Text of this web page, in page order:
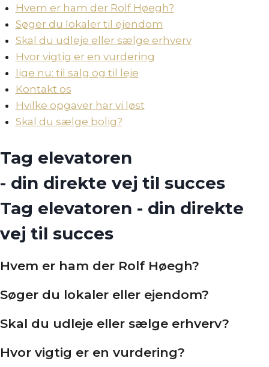
Hvem er ham der Rolf Høegh?
Søger du lokaler til ejendom
Skal du udleje eller sælge erhverv
Hvor vigtig er en vurdering
lige nu: til salg og til leje
Kontakt os
Hvilke opgaver har vi løst
Skal du sælge bolig?
Tag elevatoren
- din direkte vej til succes
Tag elevatoren - din direkte
vej til succes
Hvem er ham der Rolf Høegh?
Søger du lokaler eller ejendom?
Skal du udleje eller sælge erhverv?
Hvor vigtig er en vurdering?